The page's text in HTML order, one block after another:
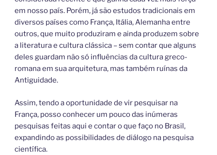
em nosso país. Porém, já são estudos tradicionais em
diversos países como França, Itália, Alemanha entre
outros, que muito produziram e ainda produzem sobre
a literatura e cultura clássica – sem contar que alguns
deles guardam não só influências da cultura greco-
romana em sua arquitetura, mas também ruínas da
Antiguidade.
Assim, tendo a oportunidade de vir pesquisar na
França, posso conhecer um pouco das inúmeras
pesquisas feitas aqui e contar o que faço no Brasil,
expandindo as possibilidades de diálogo na pesquisa
científica.